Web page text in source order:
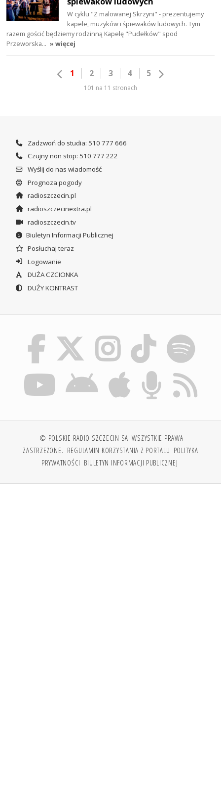
W cyklu "Z malowanej Skrzyni" - prezentujemy
kapele, muzyków i śpiewaków ludowych. Tym
razem gościć będziemy rodzinną Kapelę "Pudełków" spod
Przeworska… » więcej
1 2 3 4 5
101 na 11 stronach
Zadzwoń do studia: 510 777 666
Czujny non stop: 510 777 222
Wyślij do nas wiadomość
Prognoza pogody
radioszczecin.pl
radioszczecinextra.pl
radioszczecin.tv
Biuletyn Informacji Publicznej
Posłuchaj teraz
Logowanie
DUŻA CZCIONKA
DUŻY KONTRAST
© POLSKIE RADIO SZCZECIN SA. WSZYSTKIE PRAWA
ZASTRZEŻONE. REGULAMIN KORZYSTANIA Z PORTALU POLITYKA
PRYWATNOŚCI BIULETYN INFORMACJI PUBLICZNEJ